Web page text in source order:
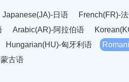
Japanese(JA)-日语
French(FR)-
Arabic(AR)-阿拉伯语
Hungarian(HU)-匈牙利语
古语